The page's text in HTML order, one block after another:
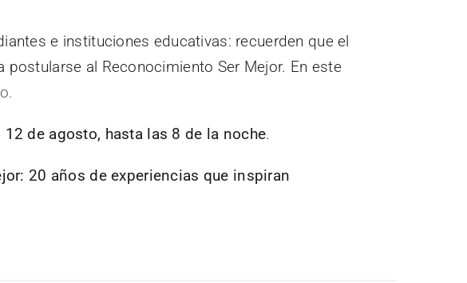
e instituciones educativas: recuerden que el
al Reconocimiento Ser Mejor. En este
12 de agosto, hasta las 8 de la noche.
20 años de experiencias que inspiran